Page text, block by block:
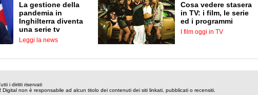
La gestione della
pandemia in
Inghilterra diventa
una serie tv
Leggi la news
Cosa vedere stasera
in TV: i film, le serie
ed i programmi
I film oggi in TV
i diritti riservati
Digital non è responsabile ad alcun titolo dei contenuti dei siti linkati, pubblicati o recensiti.